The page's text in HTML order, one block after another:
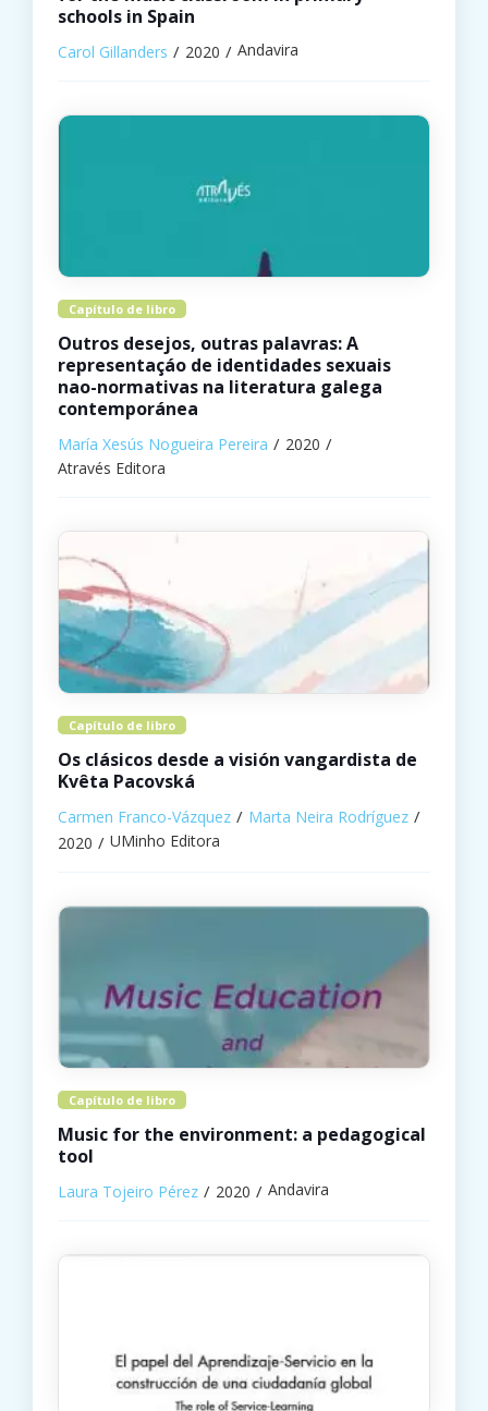
schools in Spain
Carol Gillanders 2020 Andavira
Capítulo de libro
Outros desejos, outras palavras: A
representaçáo de identidades sexuais
nao-normativas na literatura galega
contemporánea
María Xesús Nogueira Pereira
2020
Através Editora
Capítulo de libro
Os clásicos desde a visión vangardista de
Kvêta Pacovská
Carmen Franco-Vázquez
Marta Neira Rodríguez
2020
UMinho Editora
Capítulo de libro
Music for the environment: a pedagogical
tool
Laura Tojeiro Pérez 2020 Andavira